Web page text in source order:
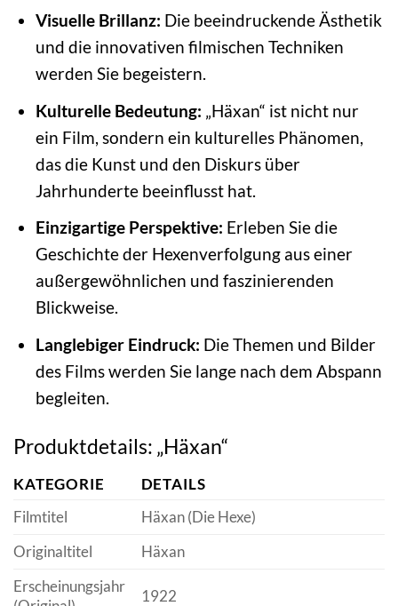
Visuelle Brillanz: Die beeindruckende Ästhetik
und die innovativen filmischen Techniken
werden Sie begeistern.
Kulturelle Bedeutung: „Häxan“ ist nicht nur
ein Film, sondern ein kulturelles Phänomen,
das die Kunst und den Diskurs über
Jahrhunderte beeinflusst hat.
Einzigartige Perspektive: Erleben Sie die
Geschichte der Hexenverfolgung aus einer
außergewöhnlichen und faszinierenden
Blickweise.
Langlebiger Eindruck: Die Themen und Bilder
des Films werden Sie lange nach dem Abspann
begleiten.
Produktdetails: „Häxan“
KATEGORIE
DETAILS
Filmtitel
Häxan (Die Hexe)
Originaltitel
Häxan
Erscheinungsjahr
1922